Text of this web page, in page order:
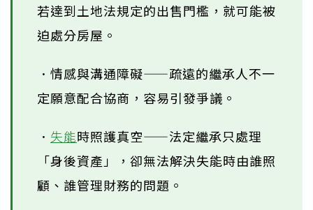
若達到土地法規定的出售門檻，就可能被
迫處分房屋。
．情感與溝通障礙——疏遠的繼承人不一
定願意配合協商，容易引發爭議。
． 失能時照護真空——法定繼承只處理
「身後資產」，卻無法解決失能時由誰照
顧、誰管理財務的問題。